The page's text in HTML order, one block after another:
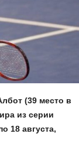
(39 место в
из серии
18 августа,